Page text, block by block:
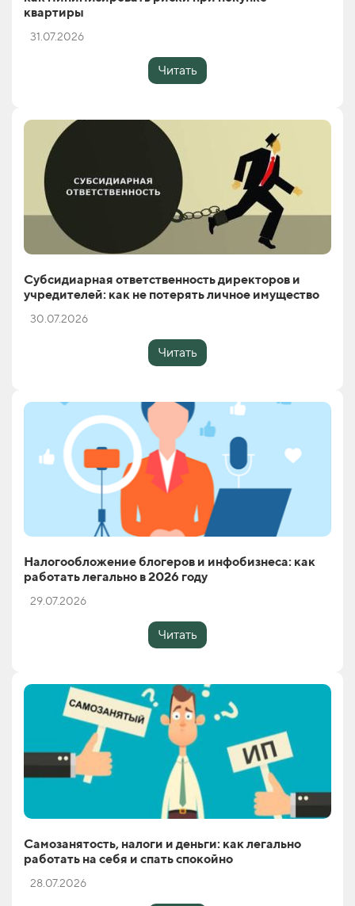
квартиры
31.07.2026
Читать
Субсидиарная ответственность директоров и
учредителей: как не потерять личное имущество
30.07.2026
Читать
Налогообложение блогеров и инфобизнеса: как
работать легально в 2026 году
29.07.2026
Читать
Самозанятость, налоги и деньги: как легально
работать на себя и спать спокойно
28.07.2026